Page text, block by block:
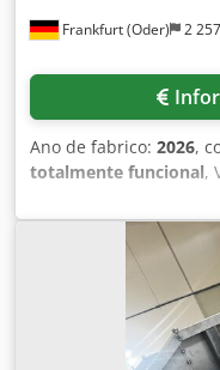
Frankfurt (Oder) 2
Ano de fabrico: 2026,
totalmente funcional,
aço, dimensões 3000 x
produto: À venda, um
dimensões 3000 x
e armazenamento de
materiais industriais.
pronto para uso
3 mm - Laterais: 3 mm